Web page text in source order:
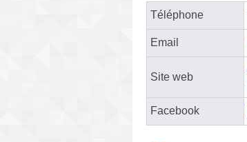
Téléphone
Email
Site web
Facebook